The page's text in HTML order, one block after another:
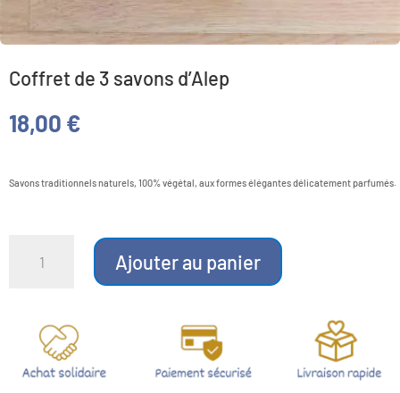
Coffret de 3 savons d’Alep
18,00 €
Savons traditionnels naturels, 100% végétal, aux formes élégantes délicatement parfumés.
Coffret
d'Alep
Ajouter au panier